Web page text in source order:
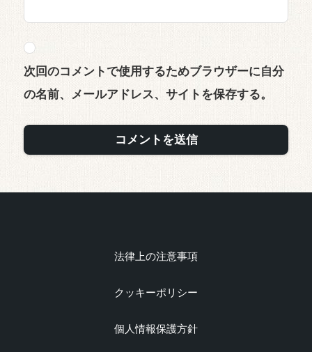
次回のコメントで使用するためブラウザーに自分
の名前、メールアドレス、サイトを保存する。
法律上の注意事項
クッキーポリシー
個人情報保護方針